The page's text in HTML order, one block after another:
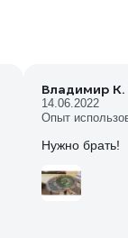
Владимир К.
14.06.2022
Опыт
Нужно брать!